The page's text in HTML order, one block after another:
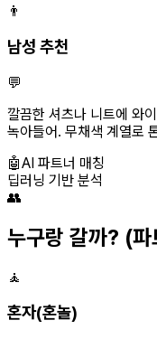
👨
남성 추천
💬
깔끔한 셔츠나 니트에 와
녹아들어. 무채색 계열로
🤖AI 파트너 매칭
딥러닝 기반 분석
👥
누구랑 갈까? (파
🧘
혼자(혼놀)